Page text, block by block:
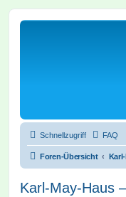
Schnellzugriff FAQ
Foren-Übersicht
Karl-May-Haus